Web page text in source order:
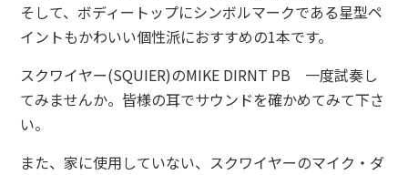
そして、ボディートップにシンボルマークである星型ペ
イントもかわいい個性派におすすめの1本です。
スクワイヤー(SQUIER)のMIKE DIRNT PB 一度試奏し
てみませんか。皆様の耳でサウンドを確かめてみて下さ
い。
また、家に使用していない、スクワイヤーのマイク・ダ